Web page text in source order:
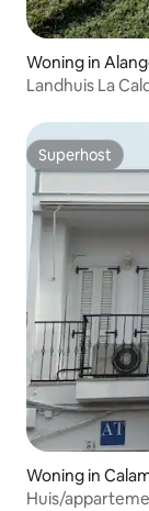
Woning in
Landhuis La
Superhost
Superhost
Woning in
Huis/